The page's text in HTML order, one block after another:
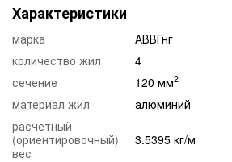
Характеристики
марка
АВВГнг
количество жил
4
сечение
120 мм2
материал жил
алюминий
расчетный
(ориентировочный)
вес
3.5395 кг/м